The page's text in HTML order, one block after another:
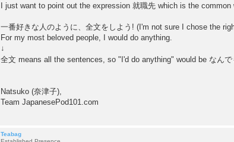
I just want to point out the expression 就職先 which is the common
一番好きな人のように、全文をしよう! (I'm not sure I chose the
For my most beloved people, I would do anything.
↓
全文 means all the sentences, so "I'd do anything" would be なんで
Natsuko (奈津子),
Team JapanesePod101.com
Teabag